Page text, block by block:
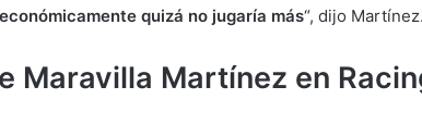
quizá no jugaría más“, dijo Martínez.
Maravilla Martínez en